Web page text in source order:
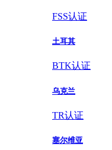
FSS认证
土耳其
BTK认证
乌克兰
TR认证
塞尔维亚